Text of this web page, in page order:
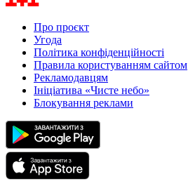
Про проєкт
Угода
Політика конфіденційності
Правила користуванням сайтом
Рекламодавцям
Ініціатива «Чисте небо»
Блокування реклами